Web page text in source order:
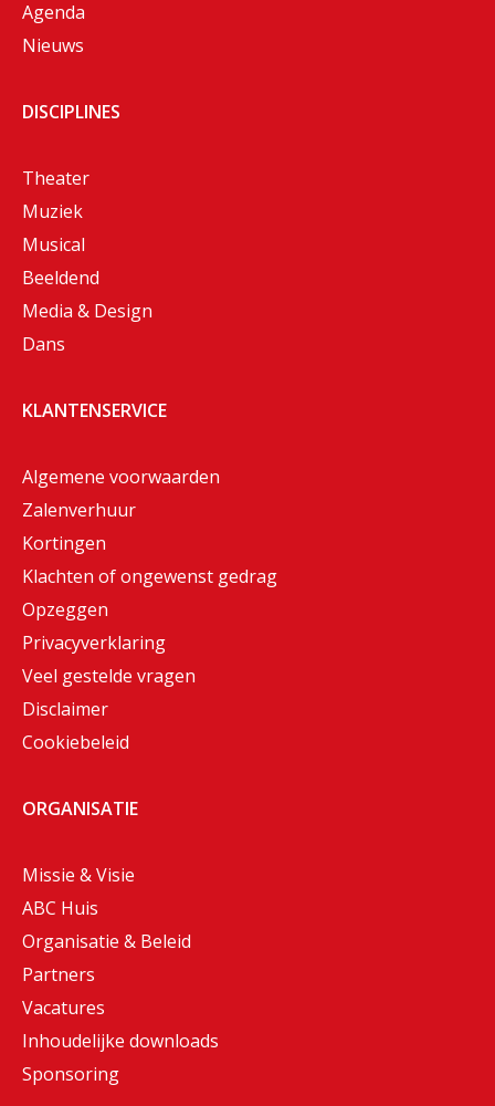
Agenda
Nieuws
DISCIPLINES
Theater
Muziek
Musical
Beeldend
Media & Design
Dans
KLANTENSERVICE
Algemene voorwaarden
Zalenverhuur
Kortingen
Klachten of ongewenst gedrag
Opzeggen
Privacyverklaring
Veel gestelde vragen
Disclaimer
Cookiebeleid
ORGANISATIE
Missie & Visie
ABC Huis
Organisatie & Beleid
Partners
Vacatures
Inhoudelijke downloads
Sponsoring